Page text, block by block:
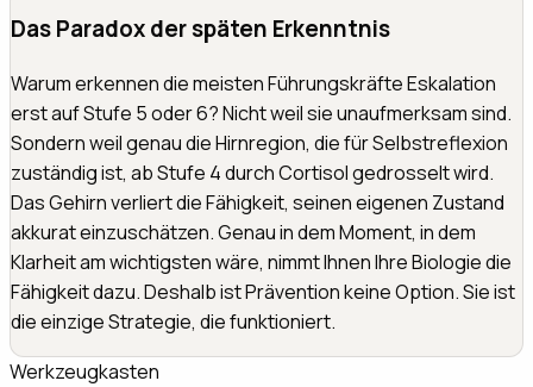
Das Paradox der späten Erkenntnis
Warum erkennen die meisten Führungskräfte Eskalation
erst auf Stufe 5 oder 6? Nicht weil sie unaufmerksam sind.
Sondern weil genau die Hirnregion, die für Selbstreflexion
zuständig ist, ab Stufe 4 durch Cortisol gedrosselt wird.
Das Gehirn verliert die Fähigkeit, seinen eigenen Zustand
akkurat einzuschätzen. Genau in dem Moment, in dem
Klarheit am wichtigsten wäre, nimmt Ihnen Ihre Biologie die
Fähigkeit dazu. Deshalb ist Prävention keine Option. Sie ist
die einzige Strategie, die funktioniert.
Werkzeugkasten